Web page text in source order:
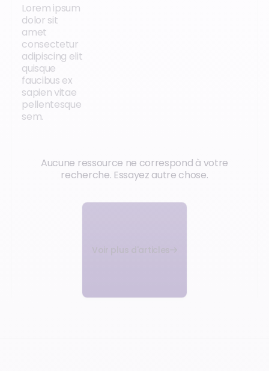
Lorem ipsum
dolor sit
amet
consectetur
adipiscing elit
quisque
faucibus ex
sapien vitae
pellentesque
sem.
Aucune ressource ne correspond à votre
recherche. Essayez autre chose.
Voir plus d'articles